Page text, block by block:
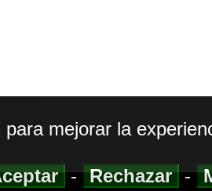
mejorar la
-Rechazar-